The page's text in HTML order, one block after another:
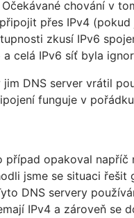
Očekávané chování v
přes IPv4
zkusí IPv6
celá IPv6 síť byla
DNS server vrátil
funguje v
případ opakoval napříč
jsme se situaci řešit
DNS servery
IPv4 a zároveň se